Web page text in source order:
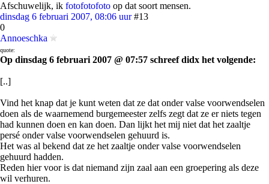
Afschuwelijk, ik fotofotofoto op dat soort mensen.
dinsdag 6 februari 2007, 08:06 uur #13
0
Annoeschka
quote:
Op dinsdag 6 februari 2007 @ 07:57 schreef didx het volgende:
[..]
Vind het knap dat je kunt weten dat ze dat onder valse voorwendselen
doen als de waarnemend burgemeester zelfs zegt dat ze er niets tegen
had kunnen doen en kan doen. Dan lijkt het mij niet dat het zaaltje
persé onder valse voorwendselen gehuurd is.
Het was al bekend dat ze het zaaltje onder valse voorwendselen
gehuurd hadden.
Reden hier voor is dat niemand zijn zaal aan een groepering als deze
wil verhuren.